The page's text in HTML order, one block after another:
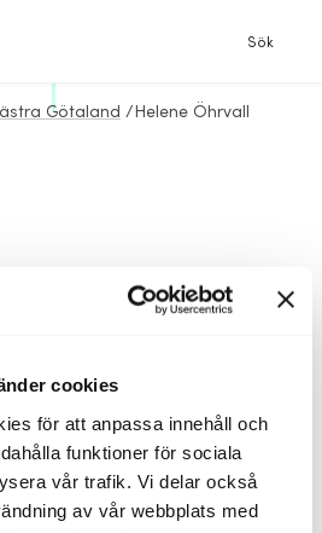
cookies
för att anpassa innehåll och
funktioner för sociala
vår trafik. Vi delar också
av vår webbplats med
Sök
Götaland / Helene Öhrvall